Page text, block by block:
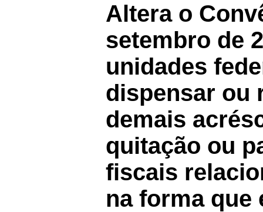
Altera o
setembro de
unidades
dispensar ou
demais
quitação ou
fiscais
na forma que